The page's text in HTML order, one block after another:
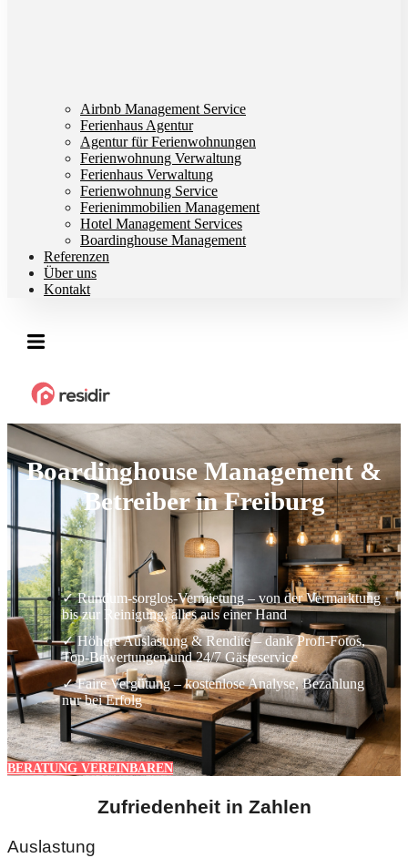
Airbnb Management Service
Ferienhaus Agentur
Agentur für Ferienwohnungen
Ferienwohnung Verwaltung
Ferienhaus Verwaltung
Ferienwohnung Service
Ferienimmobilien Management
Hotel Management Services
Boardinghouse Management
Referenzen
Über uns
Kontakt
Boardinghouse Management &
Betreiber in Freiburg
✓ Rundum-sorglos-Vermietung – von der Vermarktung
bis zur Reinigung, alles aus einer Hand
✓ Höhere Auslastung & Rendite – dank Profi-Fotos,
Top-Bewertungen und 24/7 Gästeservice
✓ Faire Vergütung – kostenlose Analyse, Bezahlung
nur bei Erfolg
BERATUNG VEREINBAREN
Zufriedenheit in Zahlen
Auslastung